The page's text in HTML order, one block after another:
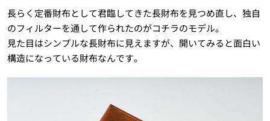
長らく定番財布として君臨してきた長財布を見つめ直し、独自
のフィルターを通して作られたのがコチラのモデル。
見た目はシンプルな長財布に見えますが、開いてみると面白い
構造になっている財布なんです。